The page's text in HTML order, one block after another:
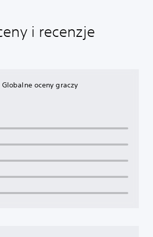
i recenzje
Globalne oceny graczy